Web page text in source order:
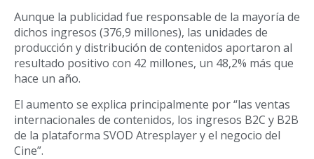
Aunque la publicidad fue responsable de la mayoría de
dichos ingresos (376,9 millones), las unidades de
producción y distribución de contenidos aportaron al
resultado positivo con 42 millones, un 48,2% más que
hace un año.
El aumento se explica principalmente por “las ventas
internacionales de contenidos, los ingresos B2C y B2B
de la plataforma SVOD Atresplayer y el negocio del
Cine”.